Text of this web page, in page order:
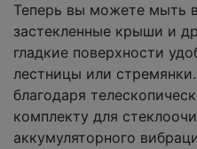
Теперь вы можете мыть
застекленные крыши и
гладкие поверхности
лестницы или
благодаря
комплекту для
аккумуляторного